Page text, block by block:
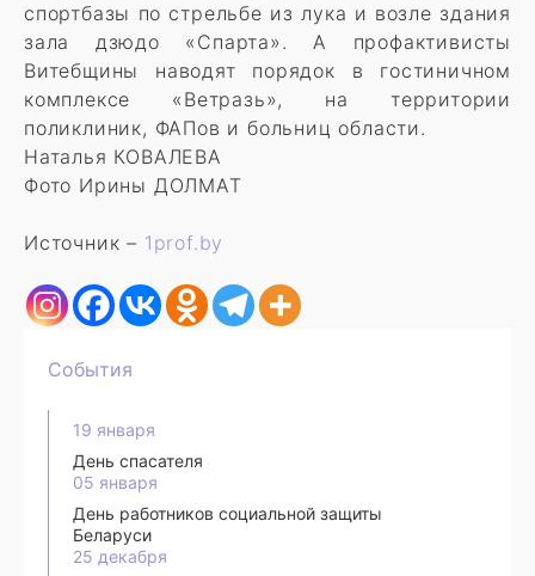
спортбазы по стрельбе из лука и возле здания
зала дзюдо «Спарта». А профактивисты
Витебщины наводят порядок в гостиничном
комплексе «Ветразь», на территории
поликлиник, ФАПов и больниц области.
Наталья КОВАЛЕВА
Фото Ирины ДОЛМАТ
Источник – 1prof.by
События
19 января
День спасателя
05 января
День работников социальной защиты
Беларуси
25 декабря